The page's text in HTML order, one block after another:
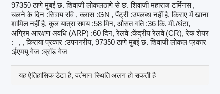
97350 ठाणे मुंबई छ. शिवाजी लोकलठाणे से छ. शिवाजी महाराज टर्मिनस ,
चलने के दिन :सिवाय रवि , क्लास :GN , पैंट्री :उपलब्ध नहीं है, किराए में खाना
शामिल नहीं है, कुल यात्रा समय :58 मिन, औसत गति :36 कि. मी./घंटा,
अग्रिम आरक्षण अवधि (ARP) :60 दिन, रेलवे :केंद्रीय रेलवे (CR), रेक शेयर
:
, , किराया प्रकार :उपनगरीय, 97350 ठाणे मुंबई छ. शिवाजी लोकल प्रकार
:ईएमयू गेज :ब्रॉड गेज
यह ऐतिहासिक डेटा है, वर्तमान स्थिति अलग हो सकती है